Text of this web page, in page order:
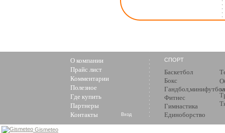
О компании
Прайс лист
Комментарии
Полезное
Где купить
Партнеры
Контакты
СПОРТ
Баскетбол
Бокс
Гандбол,минифутбол
Фитнес
Гимнастика
Единоборство
Вход
Gismeteo